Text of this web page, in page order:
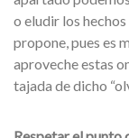
o eludir los
propone, pues es
aproveche estas
tajada de dicho